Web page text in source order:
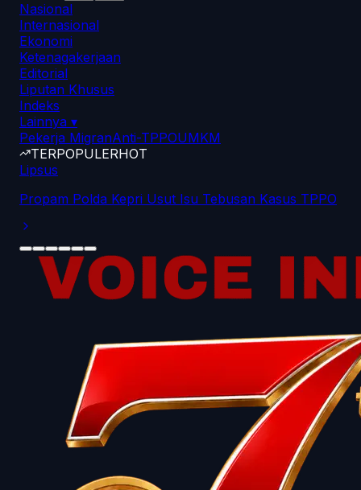
Nasional
Internasional
Ekonomi
Ketenagakerjaan
Editorial
Liputan Khusus
Indeks
Lainnya ▾
Pekerja MigranAnti-TPPOUMKM
TERPOPULERHOT
Lipsus
Propam Polda Kepri Usut Isu Tebusan Kasus TPPO